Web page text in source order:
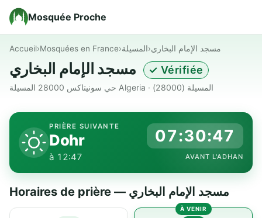
Mosquée Proche
Accueil›Mosquées en France›المسيلة›مسجد الإمام البخاري
✓ Vérifiée
حي سونيتاكس 28000 المسيلة Algeria · المسيلة (28000)
PRIÈRE SUIVANTE
Dohr
à 12:47
07:30:47
AVANT L'ADHAN
Horaires de prière — مسجد الإمام البخاري